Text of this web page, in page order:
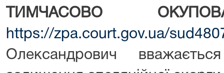
ТИМЧАСОВО
https://zpa.court.gov.ua/
Олександрович